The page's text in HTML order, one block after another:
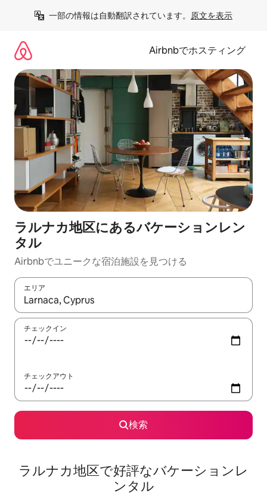
一部の情報は自動翻訳されています。 原文を表示
Airbnbでホスティング
ラルナカ地区にあるバケーションレン
タル
Airbnbでユニークな宿泊施設を見つける
エリア
検索結果が表示されたら、上下の矢印キーを使って移動するか
チェックイン
チェックアウト
検索
ラルナカ地区で好評なバケーションレ
ンタル